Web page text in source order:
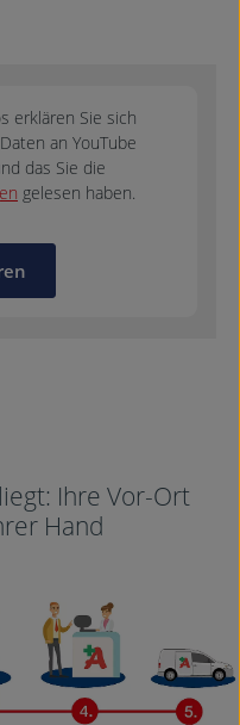
erklären Sie sich
an YouTube
das Sie die
gelesen haben.
Ihre Vor-Ort
Hand